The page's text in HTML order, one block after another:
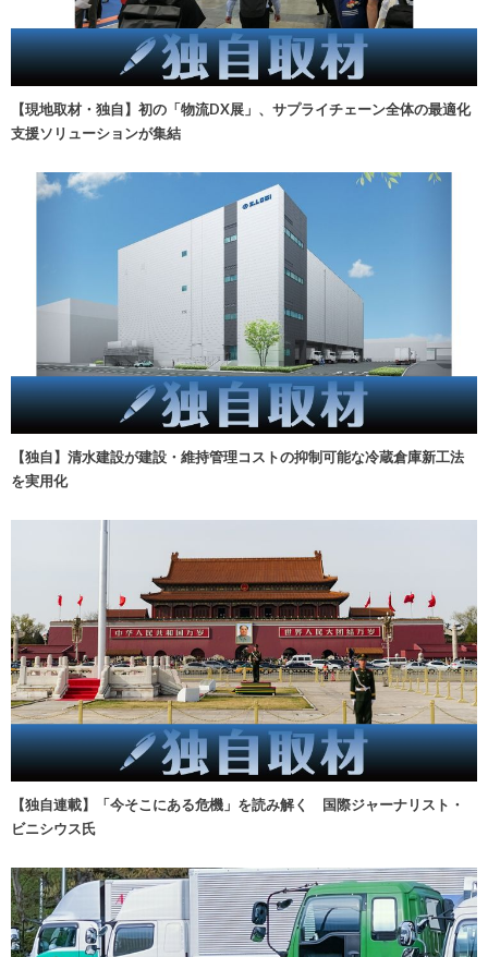
【現地取材・独自】初の「物流DX展」、サプライチェーン全体の最適化
支援ソリューションが集結
【独自】清水建設が建設・維持管理コストの抑制可能な冷蔵倉庫新工法
を実用化
【独自連載】「今そこにある危機」を読み解く 国際ジャーナリスト・
ビニシウス氏